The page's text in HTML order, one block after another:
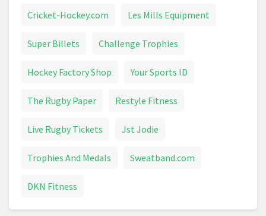
Cricket-Hockey.com Les Mills Equipment
Super Billets Challenge Trophies
Hockey Factory Shop Your Sports ID
The Rugby Paper Restyle Fitness
Live Rugby Tickets Jst Jodie
Trophies And Medals Sweatband.com
DKN Fitness